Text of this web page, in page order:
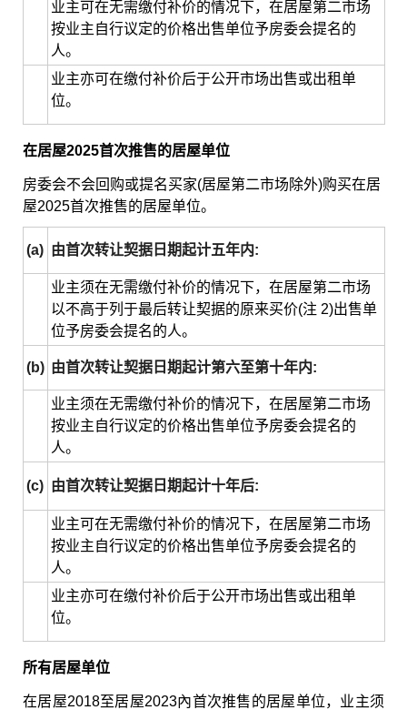
业主可在无需缴付补价的情况下，在居屋第二市场
按业主自行议定的价格出售单位予房委会提名的
人。
业主亦可在缴付补价后于公开市场出售或出租单
位。
在居屋2025首次推售的居屋单位
房委会不会回购或提名买家(居屋第二市场除外)购买在居
屋2025首次推售的居屋单位。
(a) 由首次转让契据日期起计五年内:
业主须在无需缴付补价的情况下，在居屋第二市场
以不高于列于最后转让契据的原来买价(注 2)出售单
位予房委会提名的人。
(b) 由首次转让契据日期起计第六至第十年内:
业主须在无需缴付补价的情况下，在居屋第二市场
按业主自行议定的价格出售单位予房委会提名的
人。
(c) 由首次转让契据日期起计十年后:
业主可在无需缴付补价的情况下，在居屋第二市场
按业主自行议定的价格出售单位予房委会提名的
人。
业主亦可在缴付补价后于公开市场出售或出租单
位。
所有居屋单位
在居屋2018至居屋2023內首次推售的居屋单位，业主须